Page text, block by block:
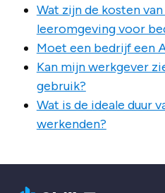
Wat zijn de kosten
leeromgeving voor
Moet een bedrijf een
Kan mijn werkgever
gebruik?
Wat is de ideale duur
werkenden?